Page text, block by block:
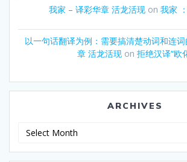
我家 – 译彩华章 活龙活现on 我家
以一句话翻译为例：需要搞清楚动词和连
章 活龙活现on 拒绝汉译“欧
ARCHIVES
Archives